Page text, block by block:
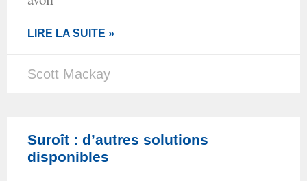
LIRE LA SUITE »
Scott Mackay
Suroît : d’autres solutions
disponibles